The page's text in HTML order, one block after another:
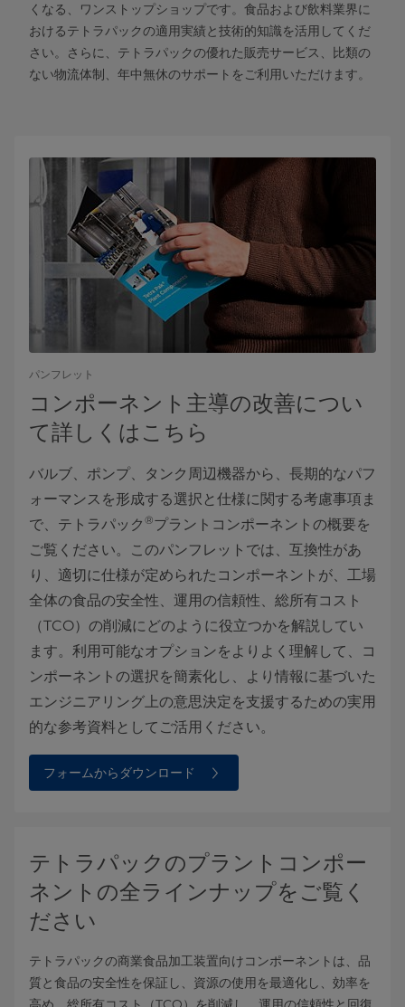
くなる、ワンストップショップです。食品および飲料業界に
おけるテトラパックの適用実績と技術的知識を活用してくだ
さい。さらに、テトラパックの優れた販売サービス、比類の
ない物流体制、年中無休のサポートをご利用いただけます。
パンフレット
コンポーネント主導の改善につい
て詳しくはこちら
バルブ、ポンプ、タンク周辺機器から、長期的なパフ
ォーマンスを形成する選択と仕様に関する考慮事項ま
で、テトラパック ®プラントコンポーネントの概要を
ご覧ください。このパンフレットでは、互換性があ
り、適切に仕様が定められたコンポーネントが、工場
全体の食品の安全性、運用の信頼性、総所有コスト
（TCO）の削減にどのように役立つかを解説してい
ます。利用可能なオプションをよりよく理解して、コ
ンポーネントの選択を簡素化し、より情報に基づいた
エンジニアリング上の意思決定を支援するための実用
的な参考資料としてご活用ください。
フォームからダウンロード
テトラパックのプラントコンポー
ネントの全ラインナップをご覧く
ださい
テトラパックの商業食品加工装置向けコンポーネントは、品
質と食品の安全性を保証し、資源の使用を最適化し、効率を